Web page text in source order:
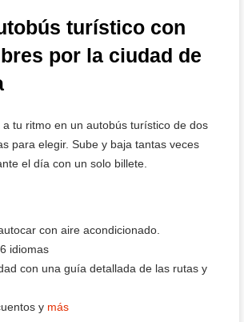
turístico con
por la ciudad de
a tu ritmo en un autobús turístico de dos
para elegir. Sube y baja tantas veces
el día con un solo billete.
con aire acondicionado.
idiomas
con una guía detallada de las rutas y
y más